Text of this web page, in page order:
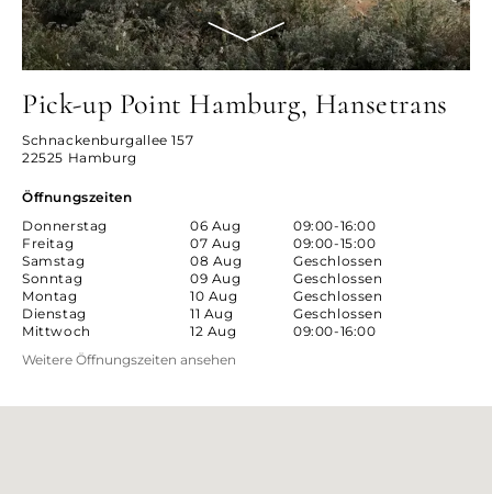
Pick-up Point Hamburg, Hansetrans
Schnackenburgallee 157
22525 Hamburg
Öffnungszeiten
Donnerstag
06 Aug
09:00-16:00
Freitag
07 Aug
09:00-15:00
Samstag
08 Aug
Geschlossen
Sonntag
09 Aug
Geschlossen
Montag
10 Aug
Geschlossen
Dienstag
11 Aug
Geschlossen
Mittwoch
12 Aug
09:00-16:00
Weitere Öffnungszeiten ansehen